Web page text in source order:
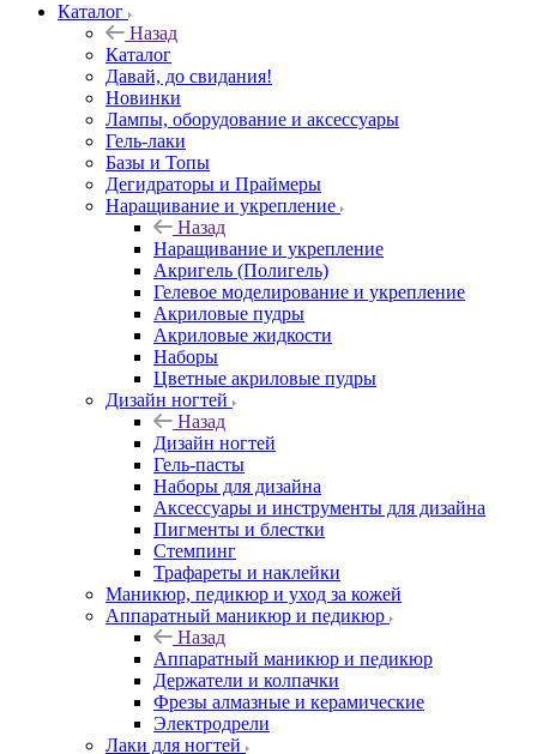
Каталог
Назад
Каталог
Давай, до свидания!
Новинки
Лампы, оборудование и аксессуары
Гель-лаки
Базы и Топы
Дегидраторы и Праймеры
Наращивание и укрепление
Назад
Наращивание и укрепление
Акригель (Полигель)
Гелевое моделирование и укрепление
Акриловые пудры
Акриловые жидкости
Наборы
Цветные акриловые пудры
Дизайн ногтей
Назад
Дизайн ногтей
Гель-пасты
Наборы для дизайна
Аксессуары и инструменты для дизайна
Пигменты и блестки
Стемпинг
Трафареты и наклейки
Маникюр, педикюр и уход за кожей
Аппаратный маникюр и педикюр
Назад
Аппаратный маникюр и педикюр
Держатели и колпачки
Фрезы алмазные и керамические
Электродрели
Лаки для ногтей